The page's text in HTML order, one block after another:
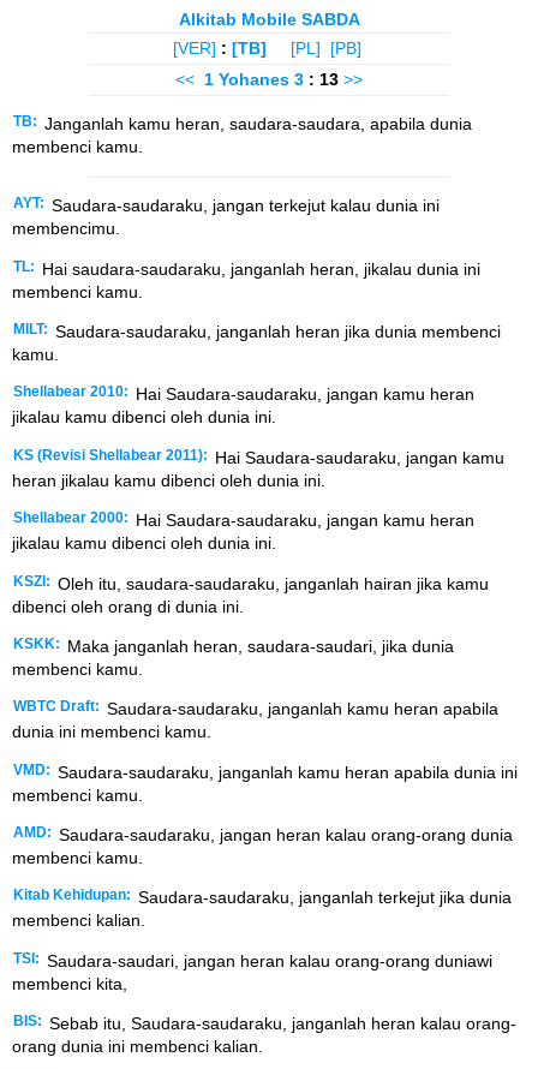
Alkitab Mobile SABDA
[VER] : [TB] [PL]
[PB]
<< 1 Yohanes 3 : 13 >>
TB: Janganlah kamu heran, saudara-saudara, apabila dunia
membenci kamu.
AYT: Saudara-saudaraku, jangan terkejut kalau dunia ini
membencimu.
TL:
Hai saudara-saudaraku, janganlah heran, jikalau dunia ini
membenci kamu.
MILT: Saudara-saudaraku, janganlah heran jika dunia membenci
kamu.
Shellabear 2010:
Hai Saudara-saudaraku, jangan kamu heran
jikalau kamu dibenci oleh dunia ini.
KS (Revisi Shellabear 2011):
Hai Saudara-saudaraku, jangan kamu
heran jikalau kamu dibenci oleh dunia ini.
Shellabear 2000:
Hai Saudara-saudaraku, jangan kamu heran
jikalau kamu dibenci oleh dunia ini.
KSZI: Oleh itu, saudara-saudaraku, janganlah hairan jika kamu
dibenci oleh orang di dunia ini.
KSKK:
Maka janganlah heran, saudara-saudari, jika dunia
membenci kamu.
WBTC Draft: Saudara-saudaraku, janganlah kamu heran apabila
dunia ini membenci kamu.
VMD: Saudara-saudaraku, janganlah kamu heran apabila dunia ini
membenci kamu.
AMD: Saudara-saudaraku, jangan heran kalau orang-orang dunia
membenci kamu.
Kitab Kehidupan: Saudara-saudaraku, janganlah terkejut jika dunia
membenci kalian.
TSI: Saudara-saudari, jangan heran kalau orang-orang duniawi
membenci kita,
BIS: Sebab itu, Saudara-saudaraku, janganlah heran kalau orang-
orang dunia ini membenci kalian.